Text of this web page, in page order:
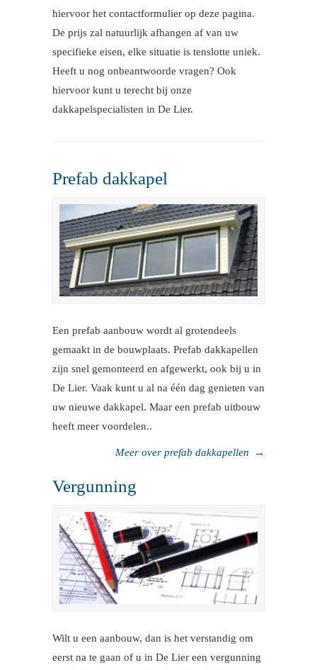
hiervoor het contactformulier op deze pagina.
De prijs zal natuurlijk afhangen af van uw
specifieke eisen, elke situatie is tenslotte uniek.
Heeft u nog onbeantwoorde vragen? Ook
hiervoor kunt u terecht bij onze
dakkapelspecialisten in De Lier.
Prefab dakkapel
Een prefab aanbouw wordt al grotendeels
gemaakt in de bouwplaats. Prefab dakkapellen
zijn snel gemonteerd en afgewerkt, ook bij u in
De Lier. Vaak kunt u al na één dag genieten van
uw nieuwe dakkapel. Maar een prefab uitbouw
heeft meer voordelen..
Meer over prefab dakkapellen →
Vergunning
Wilt u een aanbouw, dan is het verstandig om
eerst na te gaan of u in De Lier een vergunning